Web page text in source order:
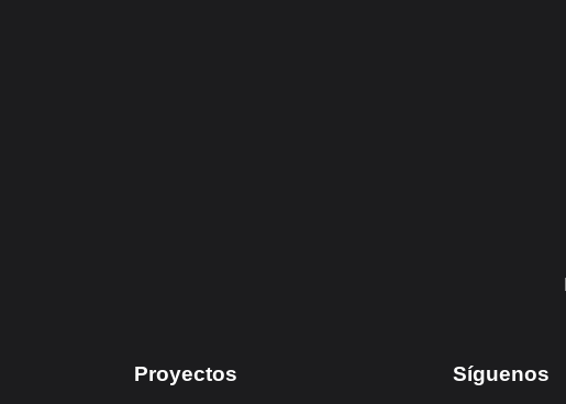
Proyectos Síguenos